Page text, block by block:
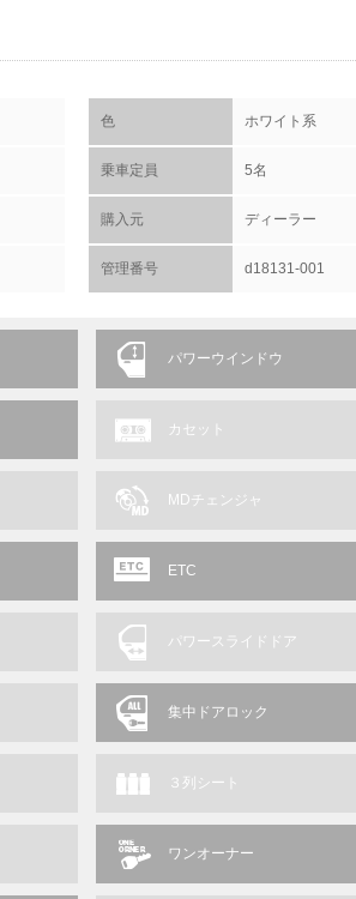
色 ホワイト系
乗車定員 5名
購入元 ディーラー
管理番号 d18131-001
パワーウインドウ
カセット
MDチェンジャ
ETC
パワースライドドア
集中ドアロック
３列シート
ワンオーナー